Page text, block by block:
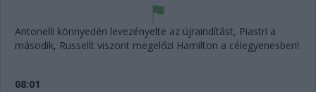
Antonelli könnyedén levezényelte az újraindítást, Piastri a
második, Russellt viszont megelőzi Hamilton a célegyenesben!
08:01